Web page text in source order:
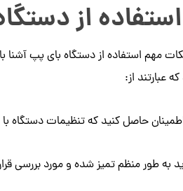
از
نکات مهم استفاده از دستگاه بای پپ
عبارتند از:
حاصل کنید که تنظیمات
به طور منظم تمیز شده و مورد بررسی